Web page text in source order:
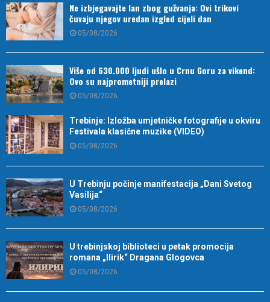
Ne izbjegavajte lan zbog gužvanja: Ovi trikovi
čuvaju njegov uredan izgled cijeli dan
05/08/2026
Više od 630.000 ljudi ušlo u Crnu Goru za vikend:
Ovo su najprometniji prelazi
05/08/2026
Trebinje: Izložba umjetničke fotografije u okviru
Festivala klasične muzike (VIDEO)
05/08/2026
U Trebinju počinje manifestacija „Dani Svetog
Vasilija“
05/08/2026
U trebinjskoj biblioteci u petak promocija
romana „Ilirik“ Dragana Glogovca
05/08/2026